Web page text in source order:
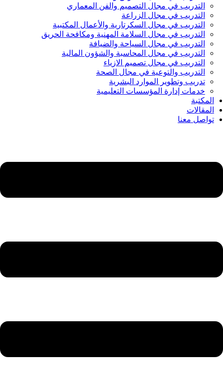
التدريب في مجال التصميم والفن المعماري
التدريب في مجال الزراعة
التدريب في مجال السكرتارية والأعمال المكتبية
التدريب في مجال السلامة المهنية ومكافحة الحريق
التدريب في مجال السياحة والضيافة
التدريب في مجال المحاسبة والشؤون المالية
التدريب في مجال تصميم الازياء
التدريب والتوعية في مجال الصحة
تدريب وتطوير الموارد البشرية
خدمات إدارة المؤسسات التعليمية
المكتبة
المقالات
تواصل معنا